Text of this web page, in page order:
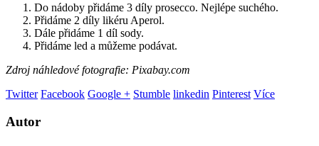
Do nádoby přidáme 3 díly prosecco. Nejlépe suchého.
Přidáme 2 díly likéru Aperol.
Dále přidáme 1 díl sody.
Přidáme led a můžeme podávat.
Zdroj náhledové fotografie: Pixabay.com
Twitter Facebook Google + Stumble linkedin Pinterest Více
Autor